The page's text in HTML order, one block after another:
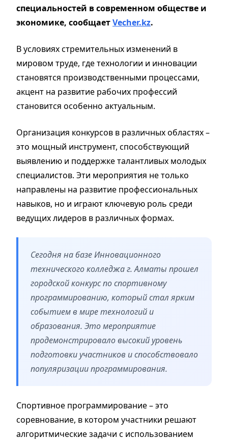
специальностей в современном обществе и
экономике, сообщаетVecher.kz.
В условиях стремительных изменений в
мировом труде, где технологии и инновации
становятся производственными процессами,
акцент на развитие рабочих профессий
становится особенно актуальным.
Организация конкурсов в различных областях–
это мощный инструмент, способствующий
выявлению и поддержке талантливых молодых
специалистов. Эти мероприятия не только
направлены на развитие профессиональных
навыков, но и играют ключевую роль среди
ведущих лидеров в различных формах.
Сегодня на базе Инновационного
технического колледжа г. Алматы прошел
городской конкурс по спортивному
программированию, который стал ярким
событием в мире технологий и
образования. Это мероприятие
продемонстрировало высокий уровень
подготовки участников и способствовало
популяризации программирования.
Спортивное программирование – это
соревнование, в котором участники решают
алгоритмические задачи с использованием